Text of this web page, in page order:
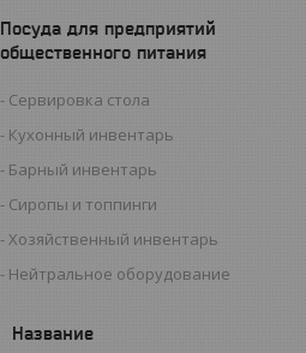
Посуда для предприятий
общественного питания
Сервировка стола
Кухонный инвентарь
Барный инвентарь
Сиропы и топпинги
Хозяйственный инвентарь
Нейтральное оборудование